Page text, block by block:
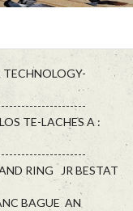
TE-LACHES A :
RING JR BESTAT
BAGUE AN